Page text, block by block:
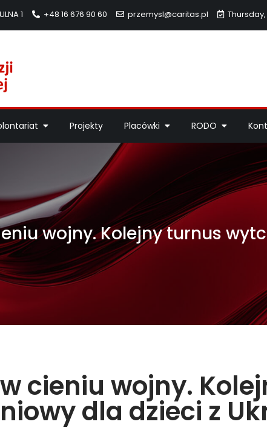
1 +48 16 676 90 60 przemysl@caritas.pl
Projekty Placówki RODO
wojny. Kolejny turnus
cieniu wojny.
dla dzieci z